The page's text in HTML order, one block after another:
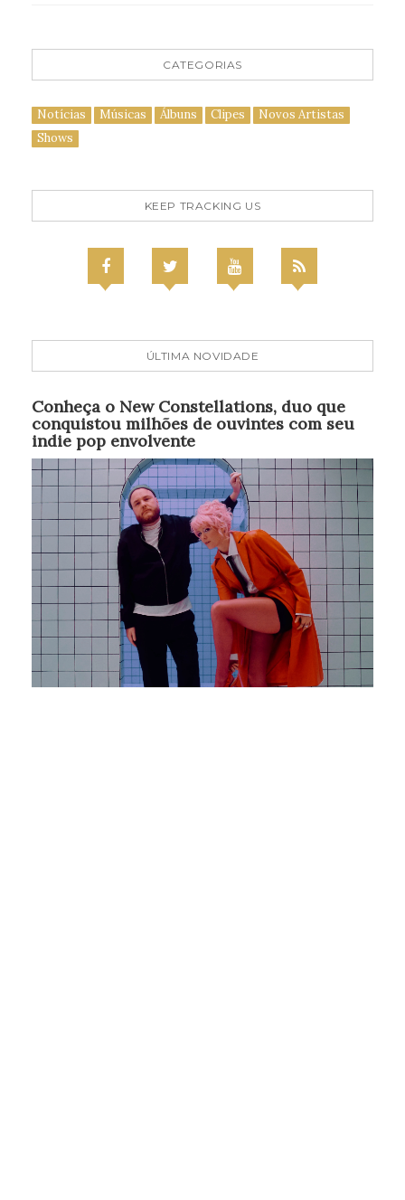
CATEGORIAS
Notícias Músicas Álbuns Clipes
Novos Artistas
Shows
KEEP TRACKING US
ÚLTIMA NOVIDADE
Conheça o New Constellations, duo que
conquistou milhões de ouvintes com seu
indie pop envolvente